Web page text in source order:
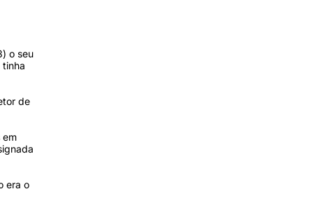
o seu
de
em
era o